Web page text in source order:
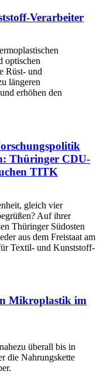
Verarbeiter
optischen
Rüst- und
längeren
erhöhen den
Thüringer CDU-
TITK
gleich vier
Auf ihrer
Thüringer Südosten
aus dem Freistaat am
Textil- und Kunststoff-
Mikroplastik im
überall bis in
die Nahrungskette